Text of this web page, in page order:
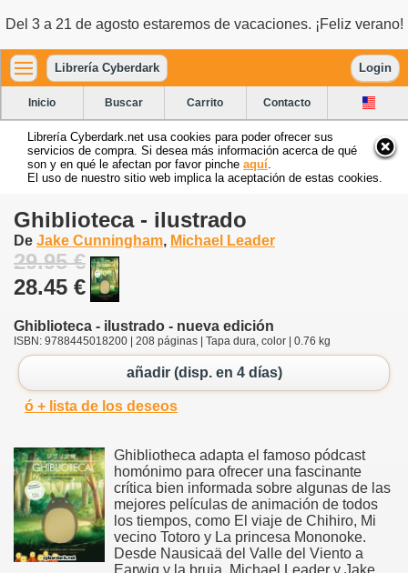
Del 3 a 21 de agosto estaremos de vacaciones. ¡Feliz verano!
Librería Cyberdark Login
Inicio Buscar Carrito Contacto
Librería Cyberdark.net usa cookies para poder ofrecer sus
servicios de compra. Si desea más información acerca de qué
son y en qué le afectan por favor pinche aquí
El uso de nuestro sitio web implica la aceptación de estas cookies.
Ghiblioteca - ilustrado
De Jake Cunningham, Michael Leader
29.95 €
28.45 €
Ghiblioteca - ilustrado - nueva edición
ISBN: 9788445018200 | 208 páginas | Tapa dura, color | 0.76 kg
añadir (disp. en 4 días)
ó + lista de los deseos
Ghibliotheca adapta el famoso pódcast
homónimo para ofrecer una fascinante
crítica bien informada sobre algunas de las
mejores películas de animación de todos
los tiempos, como El viaje de Chihiro, Mi
vecino Totoro y La princesa Mononoke.
Desde Nausicaä del Valle del Viento a
Earwig y la bruja, Michael Leader y Jake